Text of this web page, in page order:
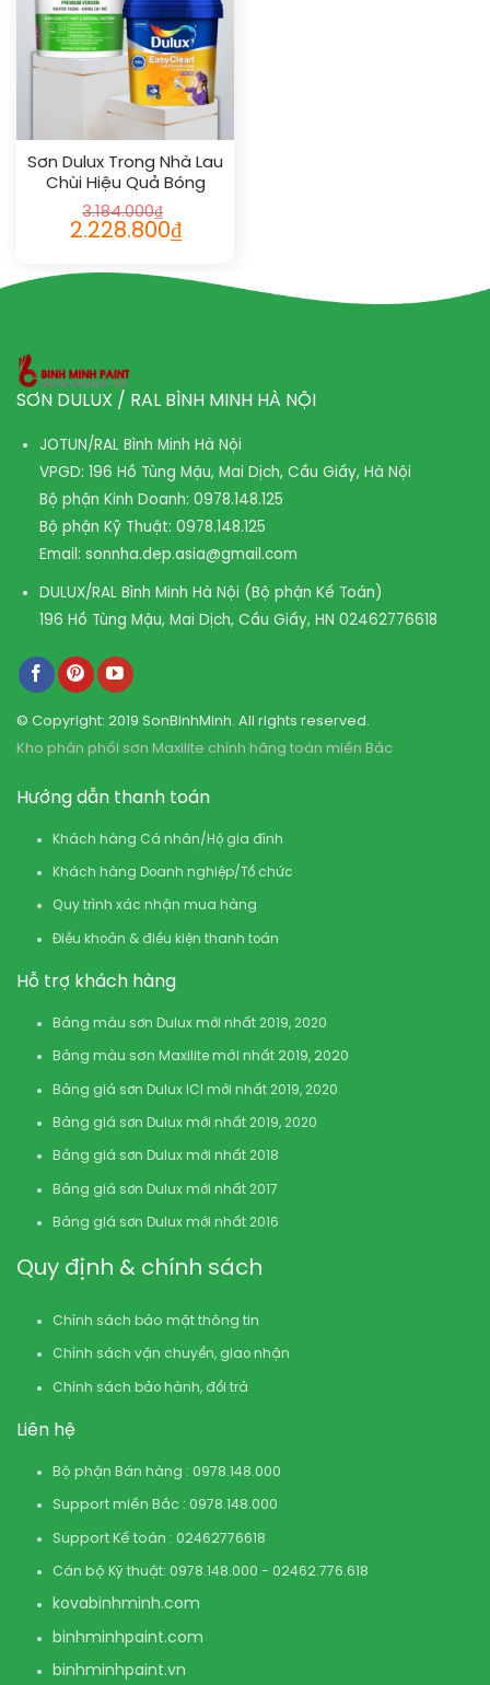
Sơn Dulux Trong Nhà Lau
Chùi Hiệu Quả Bóng
3.184.000₫
2.228.800₫
SƠN DULUX / RAL BÌNH MINH HÀ NỘI
JOTUN/RAL Bình Minh Hà Nội
VPGD: 196 Hồ Tùng Mậu, Mai Dịch, Cầu Giấy, Hà Nội
Bộ phận Kinh Doanh: 0978.148.125
Bộ phận Kỹ Thuật: 0978.148.125
Email: sonnha.dep.asia@gmail.com
DULUX/RAL Bình Minh Hà Nội (Bộ phận Kế Toán)
196 Hồ Tùng Mậu, Mai Dịch, Cầu Giấy, HN 02462776618
© Copyright: 2019 SonBinhMinh. All rights reserved.
Kho phân phối sơn Maxilite chính hãng toàn miền Bắc
Hướng dẫn thanh toán
Khách hàng Cá nhân/Hộ gia đình
Khách hàng Doanh nghiệp/Tổ chức
Quy trình xác nhận mua hàng
Điều khoản & điều kiện thanh toán
Hỗ trợ khách hàng
Bảng màu sơn Dulux mới nhất 2019, 2020
Bảng màu sơn Maxilite mới nhất 2019, 2020
Bảng giá sơn Dulux ICI mới nhất 2019, 2020
Bảng giá sơn Dulux mới nhất 2019, 2020
Bảng giá sơn Dulux mới nhất 2018
Bảng giá sơn Dulux mới nhất 2017
Bảng giá sơn Dulux mới nhất 2016
Quy định & chính sách
Chính sách bảo mật thông tin
Chính sách vận chuyển, giao nhận
Chính sách bảo hành, đổi trả
Liên hệ
Bộ phận Bán hàng : 0978.148.000
Support miền Bắc : 0978.148.000
Support Kế toán : 02462776618
Cán bộ Kỹ thuật: 0978.148.000 - 02462.776.618
kovabinhminh.com
binhminhpaint.com
binhminhpaint.vn